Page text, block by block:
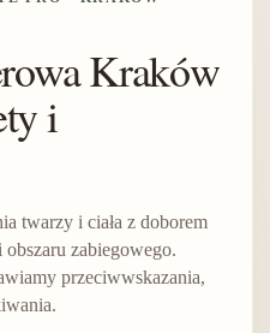
Kraków
i
twarzy i ciała z doborem
zabiegowego.
przeciwwskazania,